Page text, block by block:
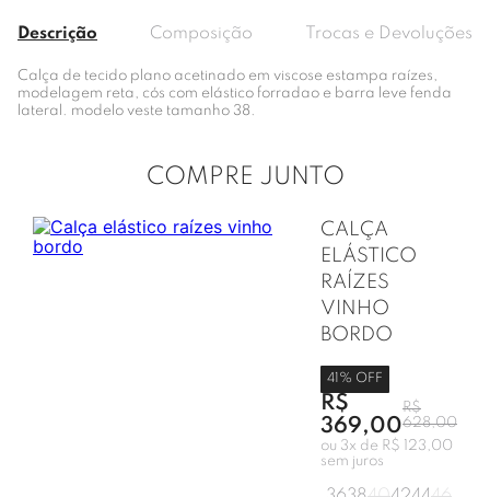
Descrição Composição Trocas e Devoluções
Calça de tecido plano acetinado em viscose estampa raízes,
modelagem reta, cós com elástico forradao e barra leve fenda
lateral. modelo veste tamanho 38.
COMPRE JUNTO
CALÇA
ELÁSTICO
RAÍZES
VINHO
BORDO
41 % OFF
R$
369,00
R$
628,00
ou 3x de R$ 123,00
sem juros